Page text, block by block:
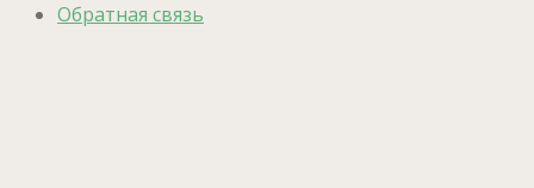
Обратная связь